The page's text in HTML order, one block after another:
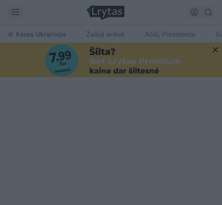
Karas Ukrainoje Žalioji erdvė Ačiū, Prezidente